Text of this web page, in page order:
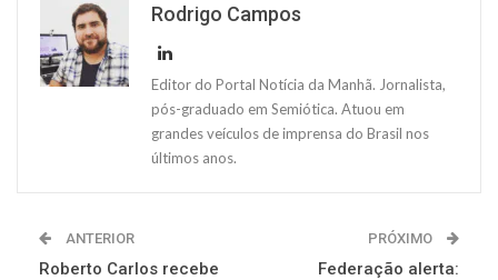
Rodrigo Campos
Editor do Portal Notícia da Manhã. Jornalista,
pós-graduado em Semiótica. Atuou em
grandes veículos de imprensa do Brasil nos
últimos anos.
ANTERIOR
Roberto Carlos recebe
PRÓXIMO
Federação alerta: